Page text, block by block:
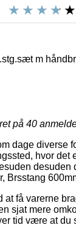
m
på 40
dage diverse
hvor det
Brsstang
at få varerne
sjat mere
tid være at